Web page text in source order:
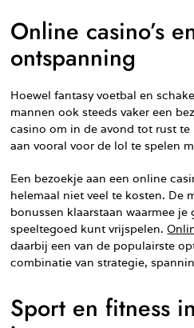
Online casino’s
ontspanning
Hoewel fantasy voetbal en
mannen ook steeds vaker een
casino om in de avond tot rust te
aan vooral voor de lol te spelen
Een bezoekje aan een online
helemaal niet veel te kosten. De
bonussen klaarstaan waarmee je
speeltegoed kunt vrijspelen.
daarbij een van de populairste
combinatie van strategie,
Sport en fitness